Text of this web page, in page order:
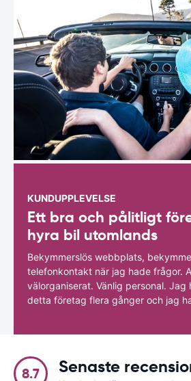
KUNDUPPLEVELSE
Ett bra och pålitligt
hyra bil utomlands
Bekymmerslös webbplats,
telefonkontakt när jag hade frågor.
välorganiserat. Vänlig personal. Jag
detta företag flera gånger och jag
8.7 Senaste